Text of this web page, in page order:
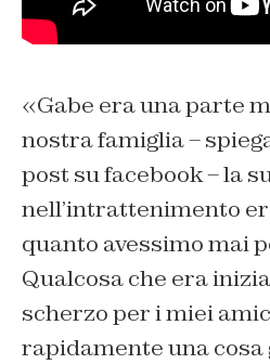
«Gabe era una parte
nostra famiglia –
post su facebook – la
nell’intrattenimento
quanto avessimo mai
Qualcosa che era
scherzo per i miei
rapidamente una